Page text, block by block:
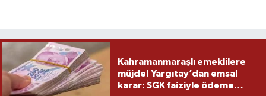
Kahramanmaraşlı emeklilere
müjde! Yargıtay’dan emsal
karar: SGK faiziyle ödeme